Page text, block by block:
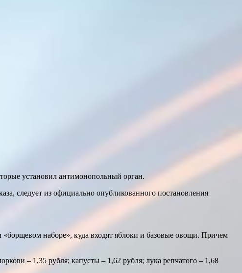
установил антимонопольный орган.
следует из официально опубликованного постановления
наборе», куда входят яблоки и базовые овощи. Причем
– 1,35 рубля; капусты – 1,62 рубля; лука репчатого – 1,68